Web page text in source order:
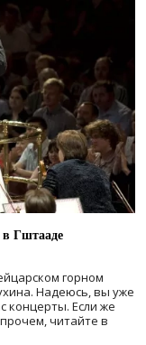
Гштааде
горном
Надеюсь, вы уже
концерты. Если же
читайте в